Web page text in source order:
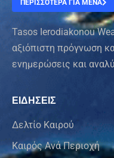
ΠΕΡΙΣΣΟΤΕΡΑ ΓΙΑ ΜΕΝΑ
Tasos Ierodiakonou
αξιόπιστη πρόγνωση
ενημερώσεις και
ΕΙΔΗΣΕΙΣ
Δελτίο Καιρού
Καιρός Ανά Περιοχή